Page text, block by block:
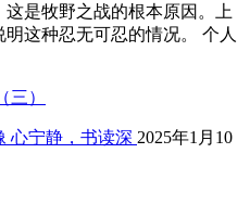
是牧野之战的根本原因。上
这种忍无可忍的情况。 个人
三）
心宁静，书读深 2025年1月10